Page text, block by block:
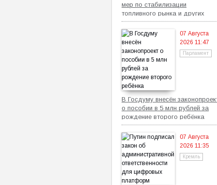
мер по стабилизации
топливного рынка и других
законах августа
07 Августа
2026 11:47
Парламент
В Госдуму внесён
о пособии в 5 млн рублей за
рождение второго ребёнка
07 Августа
2026 11:35
Кремль